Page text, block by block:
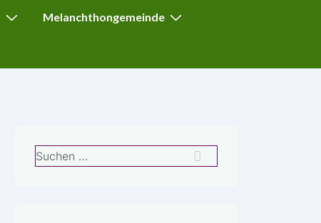
Melanchthongemeinde
Suchen
nach: